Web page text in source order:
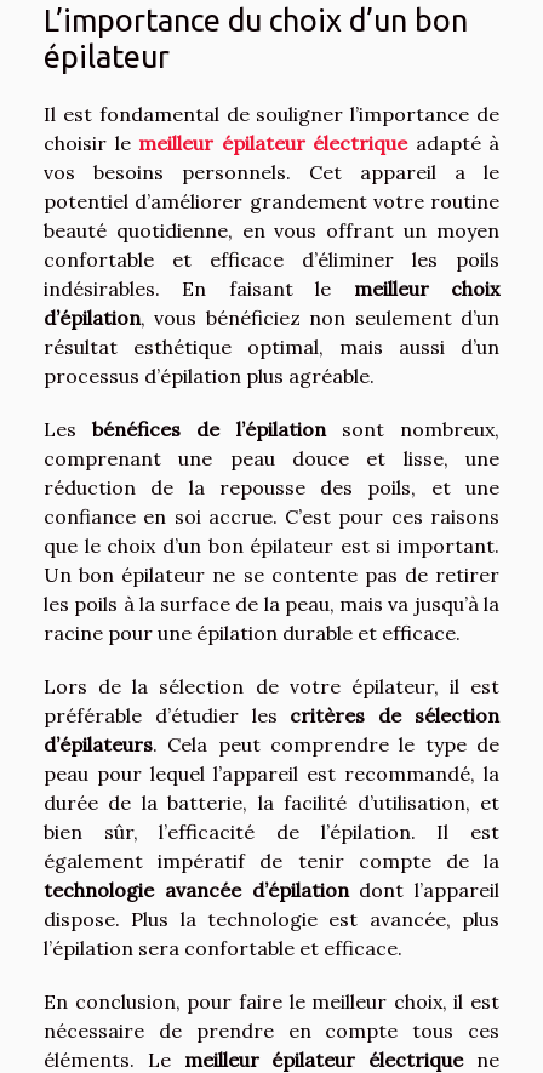
L’importance du choix d’un bon
épilateur
Il est fondamental de souligner l’importance de
choisir le meilleur épilateur électriqueadapté à
vos besoins personnels. Cet appareil a le
potentiel d’améliorer grandement votre routine
beauté quotidienne, en vous offrant un moyen
confortable et efficace d’éliminer les poils
indésirables. En faisant le meilleur choix
d’épilation, vous bénéficiez non seulement d’un
résultat esthétique optimal, mais aussi d’un
processus d’épilation plus agréable.
Lesbénéfices de l’épilationsont nombreux,
comprenant une peau douce et lisse, une
réduction de la repousse des poils, et une
confiance en soi accrue. C’est pour ces raisons
que le choix d’un bon épilateur est si important.
Un bon épilateur ne se contente pas de retirer
les poils à la surface de la peau, mais va jusqu’à la
racine pour une épilation durable et efficace.
Lors de la sélection de votre épilateur, il est
préférable d’étudier les critères de sélection
d’épilateurs. Cela peut comprendre le type de
peau pour lequel l’appareil est recommandé, la
durée de la batterie, la facilité d’utilisation, et
bien sûr, l’efficacité de l’épilation. Il est
également impératif de tenir compte de la
technologie avancée d’épilationdont l’appareil
dispose. Plus la technologie est avancée, plus
l’épilation sera confortable et efficace.
En conclusion, pour faire le meilleur choix, il est
nécessaire de prendre en compte tous ces
éléments. Le meilleur épilateur électriquene